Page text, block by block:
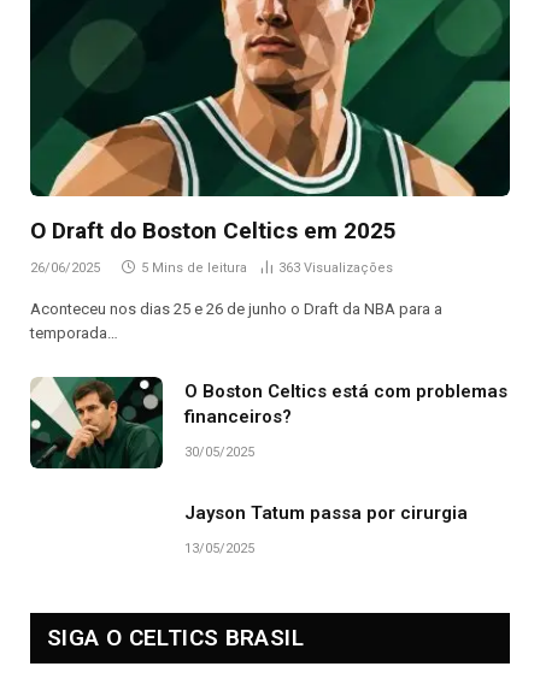
O Draft do Boston Celtics em 2025
26/06/2025 5 Mins de leitura 363 Visualizações
Aconteceu nos dias 25 e 26 de junho o Draft da NBA para a
temporada…
O Boston Celtics está com problemas
financeiros?
30/05/2025
Jayson Tatum passa por cirurgia
13/05/2025
SIGA O CELTICS BRASIL